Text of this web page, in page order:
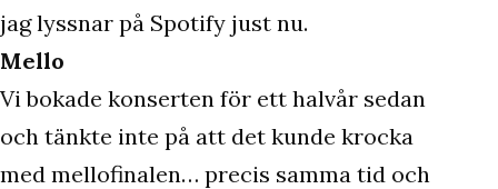
jag lyssnar på Spotify just nu.
Mello
Vi bokade konserten för ett halvår sedan
och tänkte inte på att det kunde krocka
med mellofinalen… precis samma tid och